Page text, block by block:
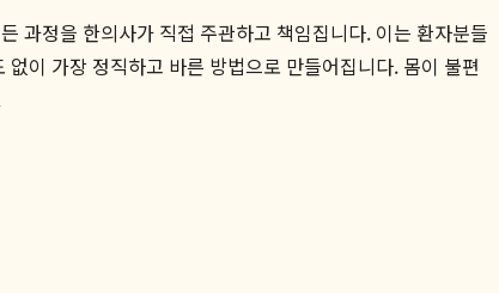
과정을 한의사가 직접 주관하고 책임집니다. 이는 환자분들
이 가장 정직하고 바른 방법으로 만들어집니다. 몸이 불편